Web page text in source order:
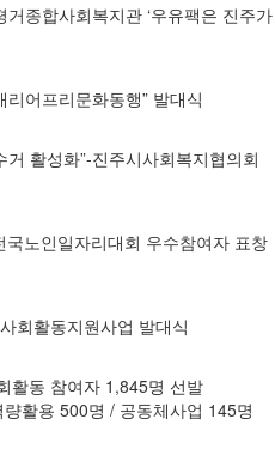
종합사회복지관 ‘우유팩은 진주가
어프리문화동행” 발대식
활성화”-진주시사회복지협의회
노인일자리대회 우수참여자 표창
회활동지원사업 발대식
활동 참여자 1,845명 선발
활용 500명 / 공동체사업 145명